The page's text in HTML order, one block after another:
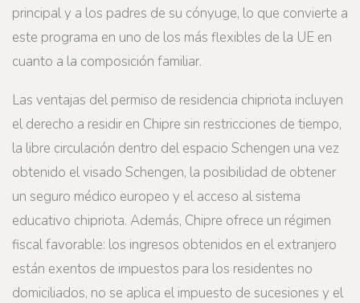
principal y a los padres de su cónyuge, lo que convierte a
este programa en uno de los más flexibles de la UE en
cuanto a la composición familiar.
Las ventajas del permiso de residencia chipriota incluyen
el derecho a residir en Chipre sin restricciones de tiempo,
la libre circulación dentro del espacio Schengen una vez
obtenido el visado Schengen, la posibilidad de obtener
un seguro médico europeo y el acceso al sistema
educativo chipriota. Además, Chipre ofrece un régimen
fiscal favorable: los ingresos obtenidos en el extranjero
están exentos de impuestos para los residentes no
domiciliados, no se aplica el impuesto de sucesiones y el